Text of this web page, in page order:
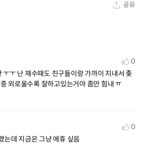
공유
0
ㅜㅜ 난 재수때도 친구들이랑 가까이 지내서 좆
외로울수록 잘하고있는거야 좀만 힘내 ㅠ
0
는데 지금은 그냥 에휴 싶음